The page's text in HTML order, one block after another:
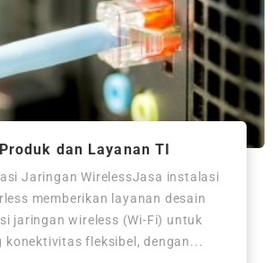
dan Layanan TI
Jaringan WirelessJasa instalasi
memberikan layanan desain
jaringan wireless (Wi-Fi) untuk
konektivitas fleksibel, dengan...